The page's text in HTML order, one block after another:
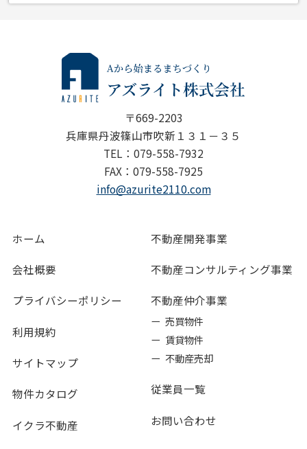
〒669-2203
兵庫県丹波篠山市吹新１３１－３５
TEL：079-558-7932
FAX：079-558-7925
info@azurite2110.com
ホーム
会社概要
プライバシーポリシー
利用規約
サイトマップ
物件カタログ
イクラ不動産
不動産開発事業
不動産コンサルティング事業
不動産仲介事業
ー 売買物件
ー 賃貸物件
ー 不動産売却
従業員一覧
お問い合わせ